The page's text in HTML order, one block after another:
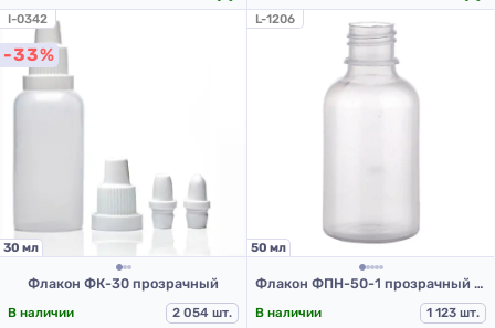
I-0342
30 мл
-33%
Флакон ФК-30 прозрачный
В наличии
2 054 шт.
L-1206
50 мл
Флакон ФПН-50-1 прозрачный (50 мл)
В наличии 1 123 шт.